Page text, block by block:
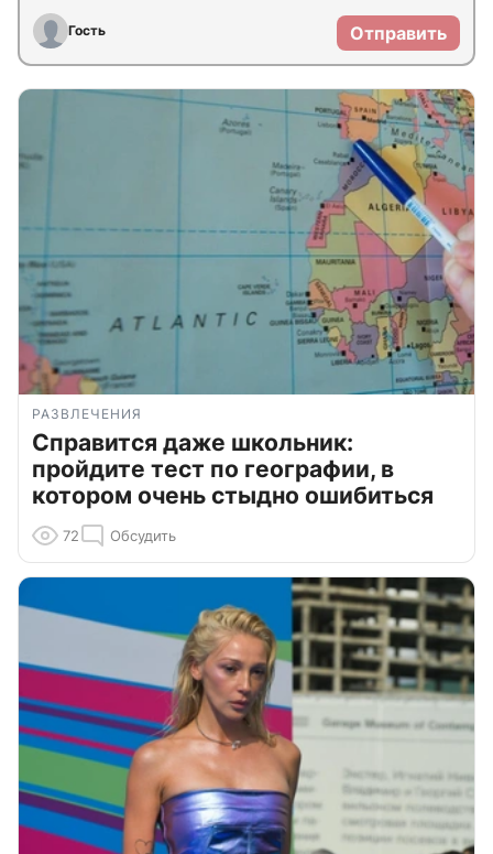
Гость Отправить
РАЗВЛЕЧЕНИЯ
Справится даже школьник:
пройдите тест по географии, в
котором очень стыдно ошибиться
72 Обсудить